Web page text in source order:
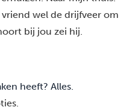
wel de drijfveer om
bij jou zei hij.
heeft? Alles.